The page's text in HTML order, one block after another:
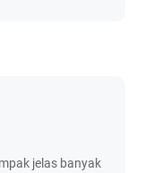
jelas banyak